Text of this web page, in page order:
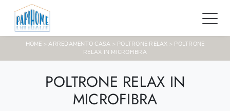
HOME >ARREDAMENTO CASA > POLTRONE RELAX > POLTRONE
RELAX IN MICROFIBRA
POLTRONE RELAX IN
MICROFIBRA